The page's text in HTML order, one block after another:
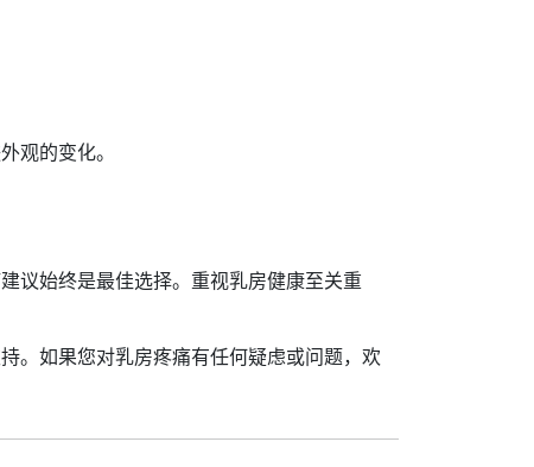
观的变化。
议始终是最佳选择。重视乳房健康至关重
。如果您对乳房疼痛有任何疑虑或问题，欢